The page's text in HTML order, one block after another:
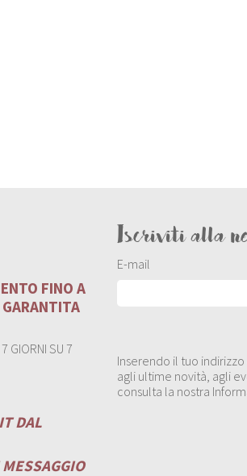
FINO A
GIORNI SU 7
DAL
Iscriviti alla
E-mail
Inserendo il tuo
agli ultime novità, agli
consulta la nostra